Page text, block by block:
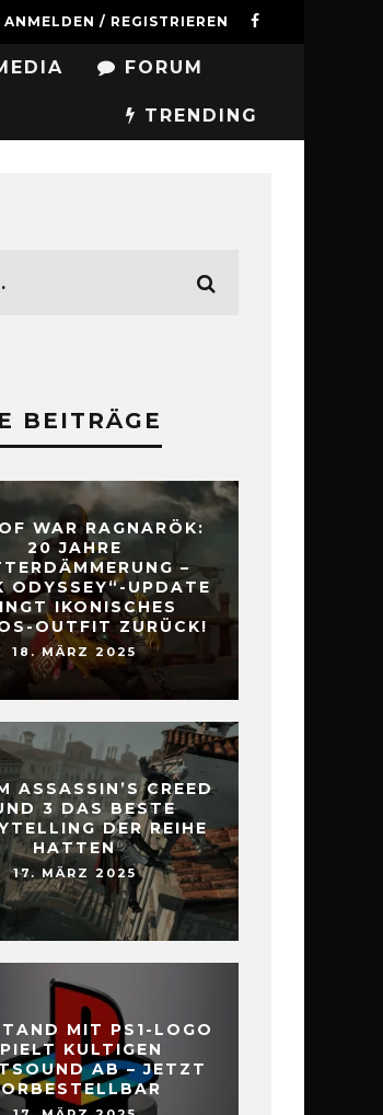
ANMELDEN / REGISTRIEREN
FORUM
TRENDING
BEITRÄGE
WAR RAGNARÖK:
20 JAHRE
–
ODYSSEY“-UPDATE
IKONISCHES
OUTFIT ZURÜCK!
18. MÄRZ 2025
ASSASSIN’S CREED
3 DAS BESTE
DER REIHE
HATTEN
17. MÄRZ 2025
MIT PS1-LOGO
KULTIGEN
AB – JETZT